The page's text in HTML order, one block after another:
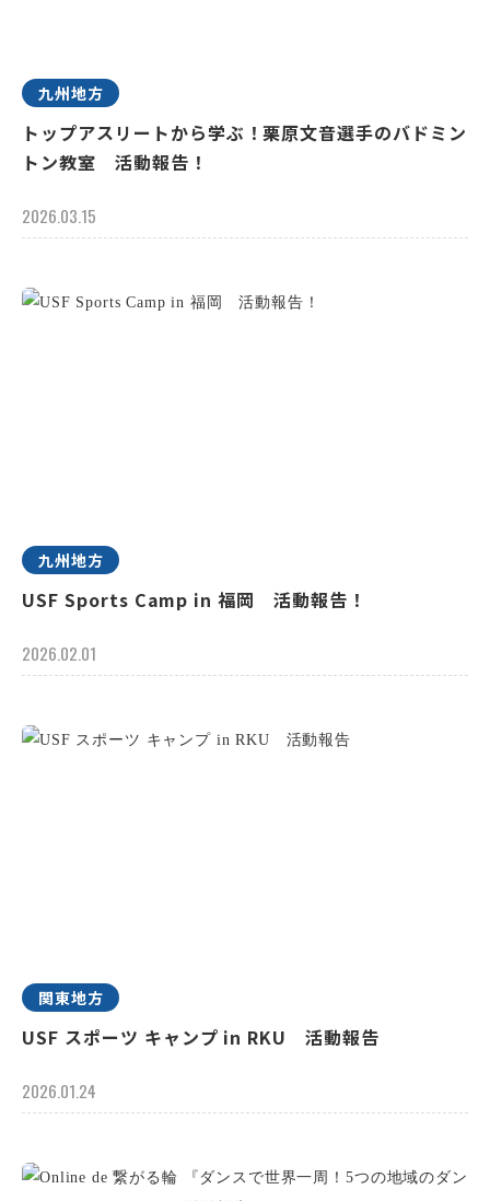
九州地方
トップアスリートから学ぶ！栗原文音選手のバドミン
トン教室 活動報告！
2026.03.15
九州地方
USF Sports Camp in 福岡 活動報告！
2026.02.01
関東地方
USF スポーツ キャンプ in RKU 活動報告
2026.01.24